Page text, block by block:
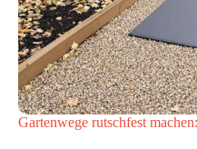
Gartenwege rutschfest